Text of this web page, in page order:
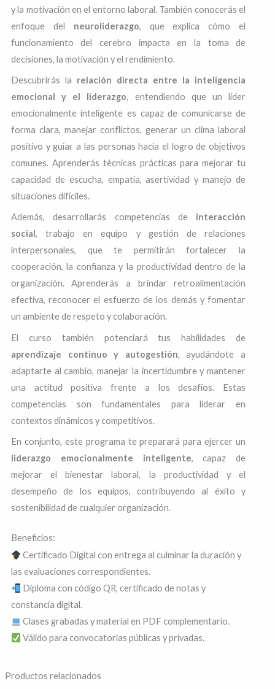
y la motivación en el entorno laboral. También conocerás el
enfoque del neuroliderazgo, que explica cómo el
funcionamiento del cerebro impacta en la toma de
decisiones, la motivación y el rendimiento.
Descubrirás la relación directa entre la inteligencia
emocional y el liderazgo, entendiendo que un líder
emocionalmente inteligente es capaz de comunicarse de
forma clara, manejar conflictos, generar un clima laboral
positivo y guiar a las personas hacia el logro de objetivos
comunes. Aprenderás técnicas prácticas para mejorar tu
capacidad de escucha, empatía, asertividad y manejo de
situaciones difíciles.
Además, desarrollarás competencias de interacción
social , trabajo en equipo y gestión de relaciones
interpersonales, que te permitirán fortalecer la
cooperación, la confianza y la productividad dentro de la
organización. Aprenderás a brindar retroalimentación
efectiva, reconocer el esfuerzo de los demás y fomentar
un ambiente de respeto y colaboración.
El curso también potenciará tus habilidades de
aprendizaje continuo y autogestión, ayudándote a
adaptarte al cambio, manejar la incertidumbre y mantener
una actitud positiva frente a los desafíos. Estas
competencias son fundamentales para liderar en
contextos dinámicos y competitivos.
En conjunto, este programa te preparará para ejercer un
liderazgo emocionalmente inteligente, capaz de
mejorar el bienestar laboral, la productividad y el
desempeño de los equipos, contribuyendo al éxito y
sostenibilidad de cualquier organización.
Beneficios:​​
Certificado Digital con entrega al culminar la duración y
las evaluaciones correspondientes.
Diploma con código QR, certificado de notas y
constancia digital.
Clases grabadas y material en PDF complementario.
Válido para convocatorias públicas y privadas.
Productos relacionados